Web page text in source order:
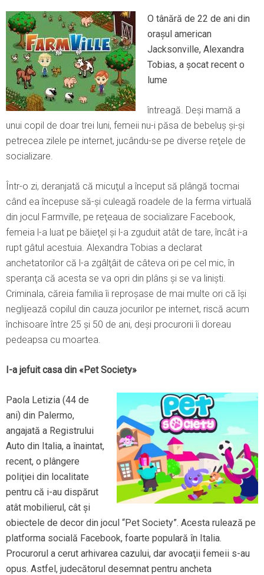
O tânără de 22 de ani din
oraşul american
Jacksonville, Alexandra
Tobias, a şocat recent o
lume
întreagă. Deşi mamă a
unui copil de doar trei luni, femeii nu-i păsa de bebeluş şi-şi
petrecea zilele pe internet, jucându-se pe diverse reţele de
socializare.
Într-o zi, deranjată că micuţul a început să plângă tocmai
când ea începuse să-şi culeagă roadele de la ferma virtuală
din jocul Farmville, pe reţeaua de socializare Facebook,
femeia l-a luat pe băieţel şi l-a zguduit atât de tare, încât i-a
rupt gâtul acestuia. Alexandra Tobias a declarat
anchetatorilor că l-a zgâlţâit de câteva ori pe cel mic, în
speranţa că acesta se va opri din plâns şi se va linişti.
Criminala, căreia familia îi reproşase de mai multe ori că îşi
neglijează copilul din cauza jocurilor pe internet, riscă acum
închisoare între 25 şi 50 de ani, deşi procurorii îi doreau
pedeapsa cu moartea.
I-a jefuit casa din «Pet Society»
Paola Letizia (44 de
ani) din Palermo,
angajată a Registrului
Auto din Italia, a înaintat,
recent, o plângere
poliţiei din localitate
pentru că i-au dispărut
atât mobilierul, cât şi
obiectele de decor din jocul “Pet Society”. Acesta rulează pe
platforma socială Facebook, foarte populară în Italia.
Procurorul a cerut arhivarea cazului, dar avocaţii femeii s-au
opus. Astfel, judecătorul desemnat pentru ancheta